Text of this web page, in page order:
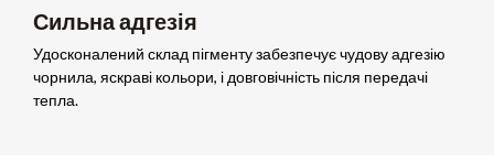
Сильна адгезія
Удосконалений склад пігменту забезпечує чудову адгезію
чорнила, яскраві кольори, і довговічність після передачі
тепла.